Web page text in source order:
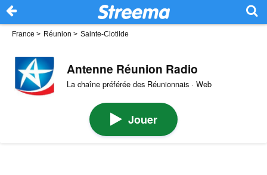
France > Réunion > Sainte-Clotilde
Antenne Réunion Radio
La chaîne préférée des Réunionnais · Web
Jouer